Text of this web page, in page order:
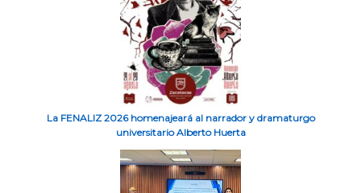
La FENALIZ 2026 homenajeará al narrador y dramaturgo
universitario Alberto Huerta